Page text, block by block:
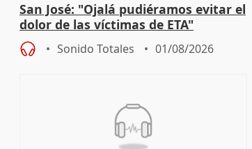
San José: "Ojalá pudiéramos evitar el
dolor de las víctimas de ETA"
Sonido Totales 01/08/2026